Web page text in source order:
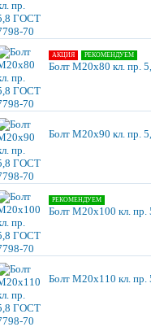
АКЦИЯ РЕКОМЕНДУЕМ
Болт М20х80 кл. пр.
Болт М20х90 кл. пр.
РЕКОМЕНДУЕМ
Болт М20х100 кл.
Болт М20х110 кл.